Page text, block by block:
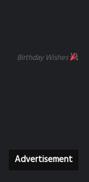
Birthday Wishes
Advertisement